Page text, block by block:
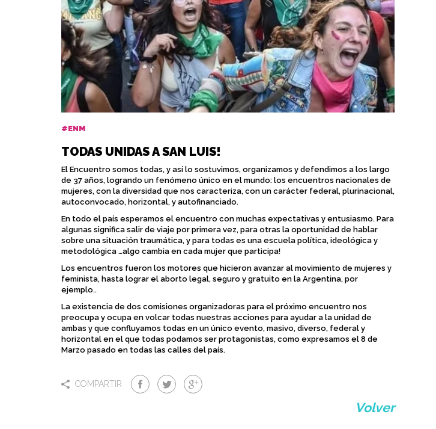
#ENM
TODAS UNIDAS A SAN LUIS!
El Encuentro somos todas, y así lo sostuvimos, organizamos y defendimos a los largo
de 37 años, logrando un fenómeno único en el mundo: los encuentros nacionales de
mujeres, con la diversidad que nos caracteriza, con un carácter federal, plurinacional,
autoconvocado, horizontal, y autofinanciado.
En todo el país esperamos el encuentro con muchas expectativas y entusiasmo. Para
algunas significa salir de viaje por primera vez, para otras la oportunidad de hablar
sobre una situación traumática, y para todas es una escuela política, ideológica y
metodológica …algo cambia en cada mujer que participa!
Los encuentros fueron los motores que hicieron avanzar al movimiento de mujeres y
feminista, hasta lograr el aborto legal, seguro y gratuito en la Argentina, por
ejemplo..
La existencia de dos comisiones organizadoras para el próximo encuentro nos
preocupa y ocupa en volcar todas nuestras acciones para ayudar a la unidad de
ambas y que confluyamos todas en un único evento, masivo, diverso, federal y
horizontal en el que todas podamos ser protagonistas, como expresamos el 8 de
Marzo pasado en todas las calles del país.
COMPARTIR
Volver